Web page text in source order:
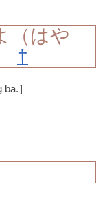
（はや
†
］